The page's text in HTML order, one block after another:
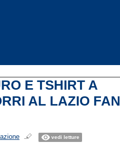
E TSHIRT A
AL LAZIO FAN
vedi letture